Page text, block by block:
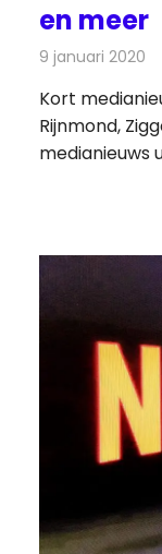
en meer
9 januari 2020
Kort
Rijnmond,
medianieuws